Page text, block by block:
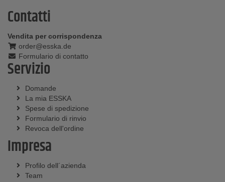
Contatti
Vendita per corrispondenza
order@esska.de
Formulario di contatto
Servizio
Domande
La mia ESSKA
Spese di spedizione
Formulario di rinvio
Revoca dell'ordine
Impresa
Profilo dell´azienda
Team